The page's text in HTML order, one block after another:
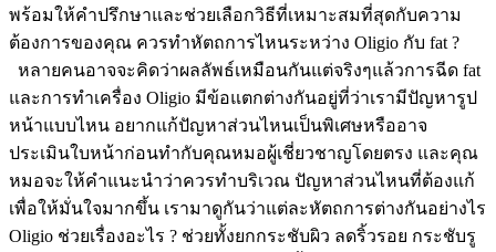
พร้อมให้คำปรึกษาและช่วยเลือกวิธีที่เหมาะสมที่สุดกับความ
ต้องการของคุณ ควรทำหัตถการไหนระหว่าง Oligio กับ fat ?
หลายคนอาจจะคิดว่าผลลัพธ์เหมือนกันแต่จริงๆแล้วการฉีด fat
และการทำเครื่อง Oligio มีข้อแตกต่างกันอยู่ที่ว่าเรามีปัญหารูป
หน้าแบบไหน อยากแก้ปัญหาส่วนไหนเป็นพิเศษหรืออาจ
ประเมินใบหน้าก่อนทำกับคุณหมอผู้เชี่ยวชาญโดยตรง และคุณ
หมอจะให้คำแนะนำว่าควรทำบริเวณ ปัญหาส่วนไหนที่ต้องแก้
เพื่อให้มั่นใจมากขึ้น เรามาดูกันว่าแต่ละหัตถการต่างกันอย่างไร
Oligio ช่วยเรื่องอะไร ? ช่วยทั้งยกกระชับผิว ลดริ้วรอย กระชับรู